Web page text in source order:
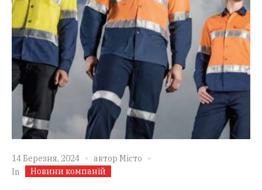
14 Березня, 2024 автор Місто
In
Новини компаній